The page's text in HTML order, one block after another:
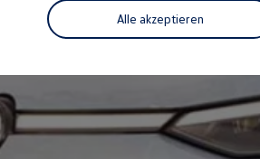
Alle akzeptieren